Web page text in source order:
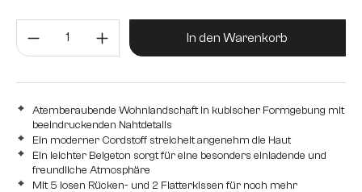
Produkt Anzahl: Gib den
In den Warenkorb
Atemberaubende Wohnlandschaft in kubischer Formgebung mit
beeindruckenden Nahtdetails
Ein moderner Cordstoff streichelt angenehm die Haut
Ein leichter Beigeton sorgt für eine besonders einladende und
freundliche Atmosphäre
Mit 5 losen Rücken- und 2 Flatterkissen für noch mehr